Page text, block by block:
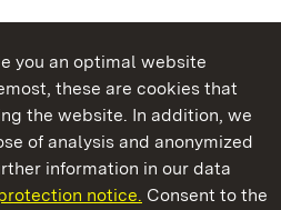
you an optimal website
these are cookies that
the website. In addition, we
of analysis and anonymized
information in our data
notice. Consent to the
of Baden-Wuerttemberg